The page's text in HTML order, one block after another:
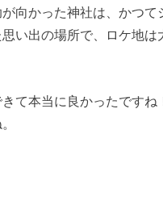
向かった神社は、かつて
い出の場所で、ロケ地は
て本当に良かったですね